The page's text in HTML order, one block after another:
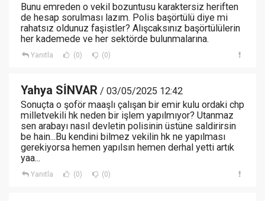
Bunu emreden o vekil bozuntusu karaktersiz heriften
de hesap sorulması lazım. Polis başörtülü diye mi
rahatsız oldunuz faşistler? Alışcaksınız başörtülülerin
her kademede ve her sektörde bulunmalarına.
Yanıtla (0) (0)
Yahya SİNVAR / 03/05/2025 12:42
Sonuçta o şoför maaşlı çalışan bir emir kulu ordaki chp
milletvekili hk neden bir işlem yapılmıyor? Utanmaz
sen arabayı nasıl devletin polisinin üstüne saldirirsin
be hain...Bu kendini bilmez vekilin hk ne yapılması
gerekiyorsa hemen yapılsın hemen derhal yetti artık
yaa...
Yanıtla (0) (0)